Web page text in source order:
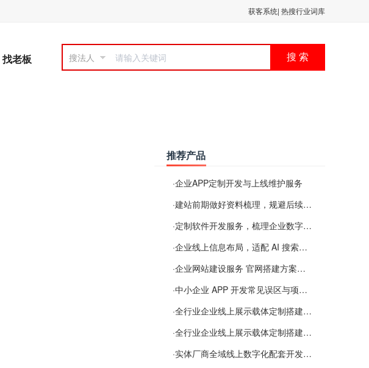
获客系统| 热搜行业词库
找老板 搜法人 搜 索
推荐产品
·企业APP定制开发与上线维护服务
·建站前期做好资料梳理，规避后续各类使用难题
·定制软件开发服务，梳理企业数字化落地常见难点
·企业线上信息布局，适配 AI 搜索需要留意这些要点
·企业网站建设服务 官网搭建方案经验分享
·中小企业 APP 开发常见误区与项目规划实用经验
·全行业企业线上展示载体定制搭建服务
·全行业企业线上展示载体定制搭建服务
·实体厂商全域线上数字化配套开发与地域检索优化服务